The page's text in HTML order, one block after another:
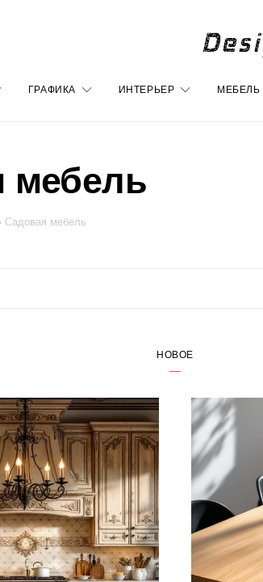
ГРАФИКА ИНТЕРЬЕР МЕБЕЛЬ
мебель
Садовая мебель
НОВОЕ